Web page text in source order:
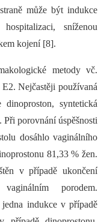
může být indukce
sníženou
kojení [8].
metody vč.
Nejčastěji používaná
syntetická
porovnání úspěšnosti
dosáhlo vaginálního
81,33 % žen.
v případě ukončení
porodem.
indukce v případě